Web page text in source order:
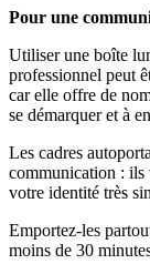
Pour une
Utiliser une boîte
professionnel peut
car elle offre de
se démarquer et à
Les cadres
communication : ils
votre identité très
Emportez-les
moins de 30